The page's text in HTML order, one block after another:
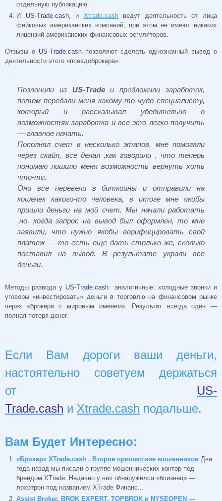
отдельную публикацию.
И US-Trade.cash, и Xtrade.cashведут деятельность от лица
фейковых американских компаний, при этом не имеют никаких
лицензий американских финансовых регуляторов.
Отзывы о US-Trade.cashпозволяют сделать однозначный вывод о
деятельности этого «псевдоброкера»:
Позвонили из US-Tradeи предложили заработок,
потом передали меня какому-то чудо специалисту,
который и рассказывал убедительно о
возможностях заработка и все это легко получить
— главное начать.
Пополнял счет в несколько этапов, мне помогали
через скайп, все делал ,как говорили , что теперь
понимаю лишило меня возможность вернуть хоть
что-то.
Они все перевели в биткоины и отправили на
кошелек какого-то человека, в итоге мне якобы
пришли деньги на мой счет. Мы начали работать
,но, когда запрос на вывод был оформлен, то мне
заявили, что нужно якобы верифицировать свой
платеж — то есть еще дать столько же, сколько
поставил на вывод. В результате украли все
деньги.
Методы развода у US-Trade.cash аналогичные: холодные звонки и
уговоры «инвестировать» деньги в торговлю на финансовом рынке
через «брокера с мировым именем». Результат всегда один —
полная потеря денег.
Если Вам дороги ваши деньги,
настоятельно советуем держаться
от US-
Trade.cash и Xtrade.cash подальше.
Вам Будет Интересно:
«Брокер» XTrade.cash . Второе пришествие мошенников Два
года назад мы писали о группе мошеннических контор под
брендом XTrade. Недавно у них обнаружился «близнец» —
лохотрон под названием XTrade Финанс...
Assist Broker, BROK EXPERT, TOPBROK и NYSEOPEN —